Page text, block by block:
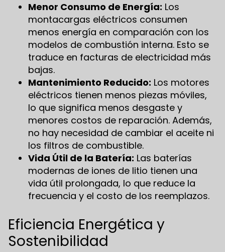
Menor Consumo de Energía: Los
montacargas eléctricos consumen
menos energía en comparación con los
modelos de combustión interna. Esto se
traduce en facturas de electricidad más
bajas.
Mantenimiento Reducido: Los motores
eléctricos tienen menos piezas móviles,
lo que significa menos desgaste y
menores costos de reparación. Además,
no hay necesidad de cambiar el aceite ni
los filtros de combustible.
Vida Útil de la Batería: Las baterías
modernas de iones de litio tienen una
vida útil prolongada, lo que reduce la
frecuencia y el costo de los reemplazos.
Eficiencia Energética y
Sostenibilidad